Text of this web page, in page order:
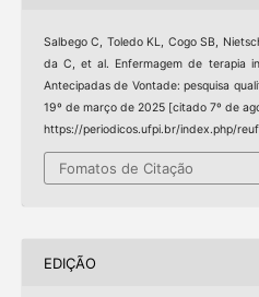
Salbego C, Toledo KL, Cogo SB,
da C, et al. Enfermagem de terapia
Antecipadas de Vontade: pesquisa
19º de março de 2025 [citado 7º de
https://periodicos.ufpi.br/index.php/
Fomatos de Citação
EDIÇÃO